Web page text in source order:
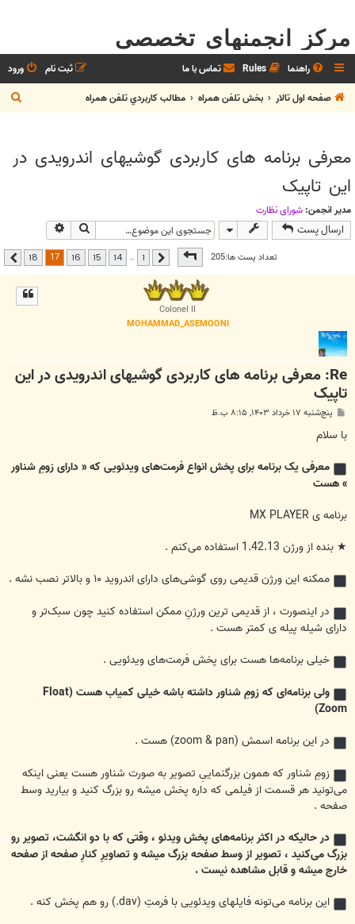
مرکز انجمنهای تخصصی
راهنما Rules تماس با ما ورود
ثبت نام
صفحه اول تالار
بخش تلفن همراه مطالب كاربردي تلفن همراه
ج
س
معرفی برنامه های کاربردی گوشیهای اندرویدی در
این تاپیک
مدیر انجمن: شوراي نظارت
ارسال پست جستجو
تعداد پست ها:205صفحه17 از18 قبلی …
14
15
16
17
18 بعدی
Colonel II
MOHAMMAD_ASEMOONI
Re: معرفی برنامه های کاربردی گوشیهای اندرویدی در این
تاپیک
پ
ت
پنج‌شنبه ۱۷ خرداد ۱۴۰۳, ۸:۱۵ ب.ظ
با سلام
معرفی یک برنامه برای پخش انواع فرمت‌های ویدئویی که « دارای زومِ شناور
» هست
برنامه ی MX PLAYER
★ بنده از ورژن 1.42.13 استفاده می‌کنم .
ممکنه این ورژن قدیمی روی گوشی‌های دارای اندروید ۱۰ و بالاتر نصب نشه .
در اینصورت ، از قدیمی ترین ورژنِ ممکن استفاده کنید چون سبک‌تر و
دارای شیله پیله ی کمتر هست .
خیلی برنامه‌ها هست برای پخش فرمت‌های ویدئویی .
ولی برنامه‌ای که زومِ شناور داشته باشه خیلی کمیاب هست (Float
Zoom)
در این برنامه اسمش (zoom & pan) هست .
زومِ شناور که همون بزرگنماییِ تصویر به صورت شناور هست یعنی اینکه
می‌تونید هر قسمت از فیلمی که داره پخش میشه رو بزرگ کنید و بیارید وسط
صفحه .
در حالیکه در اکثر برنامه‌های پخش ویدئو ، وقتی که با دو انگشت، تصویر رو
بزرگ می‌کنید ، تصویر از وسط صفحه بزرگ میشه و تصاویرِ کنارِ صفحه از صفحه
خارج میشه و قابل مشاهده نیست .
این برنامه می‌تونه فایلهای ویدئویی با فرمتِ (dav.) رو هم پخش کنه .